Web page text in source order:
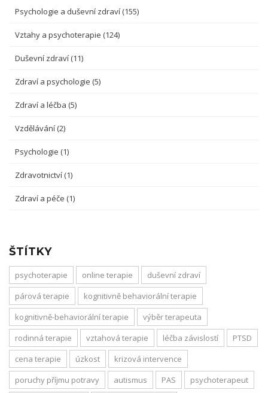
Psychologie a duševní zdraví (155)
Vztahy a psychoterapie (124)
Duševní zdraví (11)
Zdraví a psychologie (5)
Zdraví a léčba (5)
Vzdělávání (2)
Psychologie (1)
Zdravotnictví (1)
Zdraví a péče (1)
ŠTÍTKY
psychoterapie online terapie
duševní zdraví
párová terapie
kognitivně behaviorální terapie
kognitivně-behaviorální terapie
výběr terapeuta
rodinná terapie
vztahová terapie léčba závislostí
PTSD
cena terapie
úzkost
krizová intervence
poruchy příjmu potravy
autismus PAS
psychoterapeut